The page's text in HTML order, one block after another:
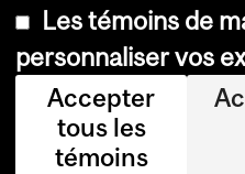
©
Avis sur
Se
Les témoins de
personnaliser vos
Accepter
tous les
témoins